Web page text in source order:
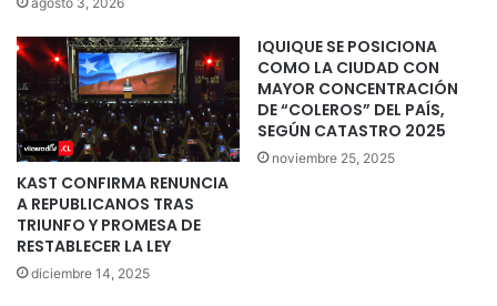
KAST CONFIRMA RENUNCIA
A REPUBLICANOS TRAS
TRIUNFO Y PROMESA DE
RESTABLECER LA LEY
diciembre 14, 2025
IQUIQUE SE POSICIONA
COMO LA CIUDAD CON
MAYOR CONCENTRACIÓN
DE “COLEROS” DEL PAÍS,
SEGÚN CATASTRO 2025
noviembre 25, 2025